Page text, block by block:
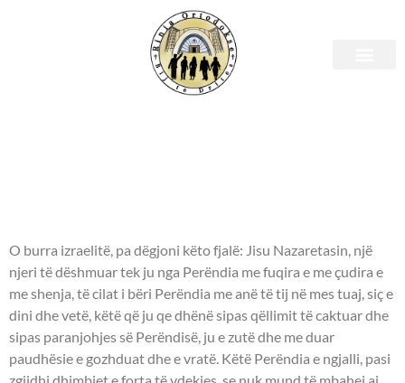
E mërkurë, 19 prill 2023 –
O burra izraelitë, pa dëgjoni këto fjalë: Jisu Nazaretasin, një
njeri të dëshmuar tek ju nga Perëndia me fuqira e me çudira e
me shenja, të cilat i bëri Perëndia me anë të tij në mes tuaj, siç e
dini dhe vetë, këtë që ju qe dhënë sipas qëllimit të caktuar dhe
sipas paranjohjes së Perëndisë, ju e zutë dhe me duar
paudhësie e gozhduat dhe e vratë. Këtë Perëndia e ngjalli, pasi